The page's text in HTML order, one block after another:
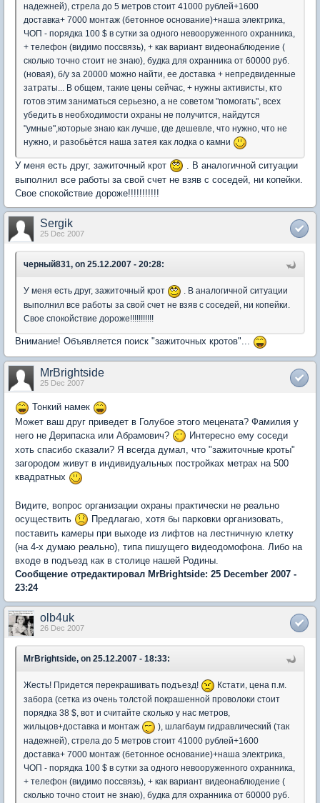
надежней), стрела до 5 метров стоит 41000 рублей+1600
доставка+ 7000 монтаж (бетонное основание)+наша электрика,
ЧОП - порядка 100 $ в сутки за одного невооруженного охранника,
+ телефон (видимо поссвязь), + как вариант видеонаблюдение (
сколько точно стоит не знаю), будка для охранника от 60000 руб.
(новая), б/у за 20000 можно найти, ее доставка + непредвиденные
затраты... В общем, такие цены сейчас, + нужны активисты, кто
готов этим заниматься серьезно, а не советом "помогать", всех
убедить в необходимости охраны не получится, найдутся
"умные",которые знаю как лучше, где дешевле, что нужно, что не
нужно, и разобьётся наша затея как лодка о камни
У меня есть друг, зажиточный крот
. В аналогичной ситуации
выполнил все работы за свой счет не взяв с соседей, ни копейки.
Свое спокойствие дороже!!!!!!!!!!!
Sergik
25 Dec 2007
черный831, on 25.12.2007 - 20:28:
У меня есть друг, зажиточный крот
. В аналогичной ситуации
выполнил все работы за свой счет не взяв с соседей, ни копейки.
Свое спокойствие дороже!!!!!!!!!!!
Внимание! Объявляется поиск "зажиточных кротов"...
MrBrightside
25 Dec 2007
Тонкий намек
Может ваш друг приведет в Голубое этого мецената? Фамилия у
него не Дерипаска или Абрамович?
Интересно ему соседи
хоть спасибо сказали? Я всегда думал, что "зажиточные кроты"
загородом живут в индивидуальных постройках метрах на 500
квадратных
Видите, вопрос организации охраны практически не реально
осуществить
Предлагаю, хотя бы парковки организовать,
поставить камеры при выходе из лифтов на лестничную клетку
(на 4-х думаю реально), типа пишущего видеодомофона. Либо на
входе в подъезд как в столице нашей Родины.
Сообщение отредактировал MrBrightside: 25 December 2007 -
23:24
olb4uk
26 Dec 2007
MrBrightside, on 25.12.2007 - 18:33:
Жесть! Придется перекрашивать подъезд!
Кстати, цена п.м.
забора (сетка из очень толстой покрашенной проволоки стоит
порядка 38 $, вот и считайте сколько у нас метров,
жильцов+доставка и монтаж
), шлагбаум гидравлический (так
надежней), стрела до 5 метров стоит 41000 рублей+1600
доставка+ 7000 монтаж (бетонное основание)+наша электрика,
ЧОП - порядка 100 $ в сутки за одного невооруженного охранника,
+ телефон (видимо поссвязь), + как вариант видеонаблюдение (
сколько точно стоит не знаю), будка для охранника от 60000 руб.